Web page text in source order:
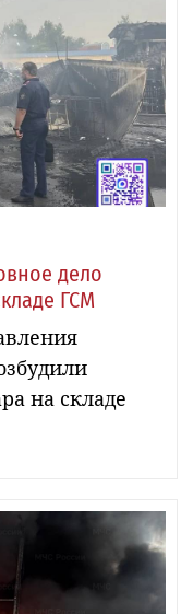
дело
ГСМ
на складе